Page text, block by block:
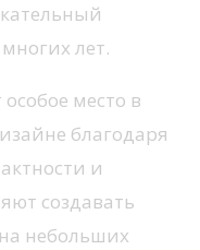
лет.
место в
благодаря
и
создавать
небольших